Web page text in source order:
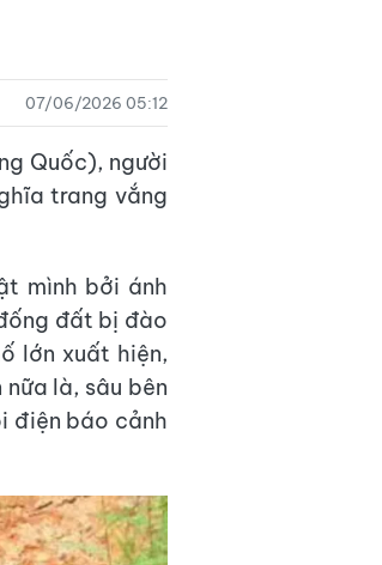
07/06/2026 05:12
Quốc), người
trang vắng
mình bởi ánh
đất bị đào
lớn xuất hiện,
là, sâu bên
điện báo cảnh